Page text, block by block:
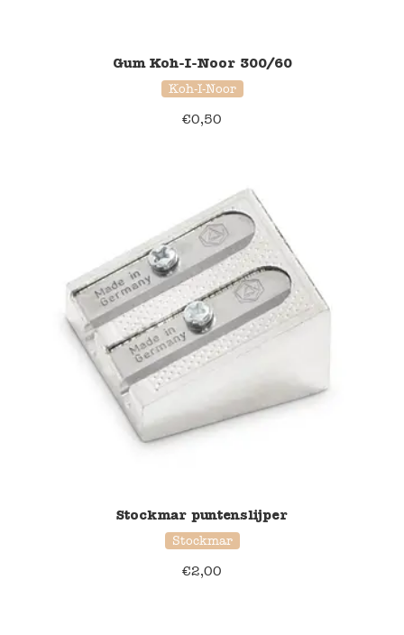
Gum Koh-I-Noor 300/60
Koh-I-Noor
€0,50
Stockmar puntenslijper
Stockmar
€2,00